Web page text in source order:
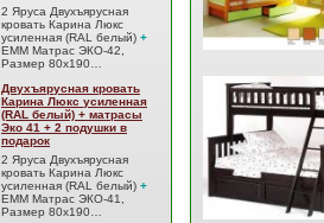
2 Яруса Двухъярусная
кровать Карина Люкс
усиленная (RAL белый) +
EMM Матрас ЭКО-42,
Размер 80x190…
Двухъярусная кровать
Карина Люкс усиленная
(RAL белый) + матрасы
Эко 41 + 2 подушки в
подарок
2 Яруса Двухъярусная
кровать Карина Люкс
усиленная (RAL белый) +
EMM Матрас ЭКО-41,
Размер 80x190…